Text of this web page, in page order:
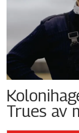
Trues av